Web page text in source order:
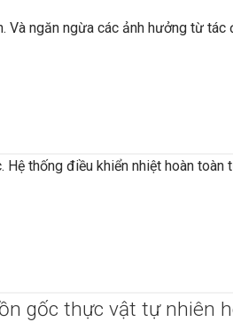
Và ngăn ngừa các ảnh hưởng từ
thống điều khiển nhiệt hoàn toàn
gốc thực vật tự nhiên